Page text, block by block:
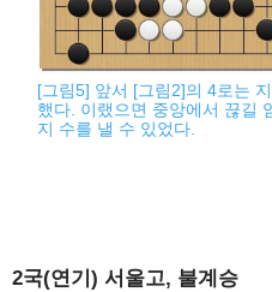
[그림5] 앞서 [그림2]의 4로는
했다. 이랬으면 중앙에서 끊길
지 수를 낼 수 있었다.
2국(연기) 서울고, 불계승